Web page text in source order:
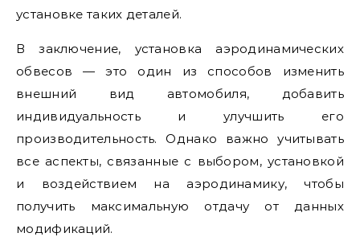
установке таких деталей.
В заключение, установка аэродинамических
обвесов — это один из способов изменить
внешний вид автомобиля, добавить
индивидуальность и улучшить его
производительность. Однако важно учитывать
все аспекты, связанные с выбором, установкой
и воздействием на аэродинамику, чтобы
получить максимальную отдачу от данных
модификаций.